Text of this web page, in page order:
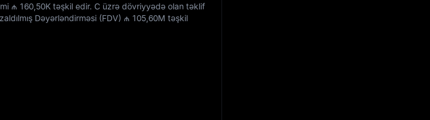
₼ 160,50K təşkil edir. C üzrə dövriyyədə olan təklif
Dəyərləndirməsi (FDV) ₼ 105,60M təşkil